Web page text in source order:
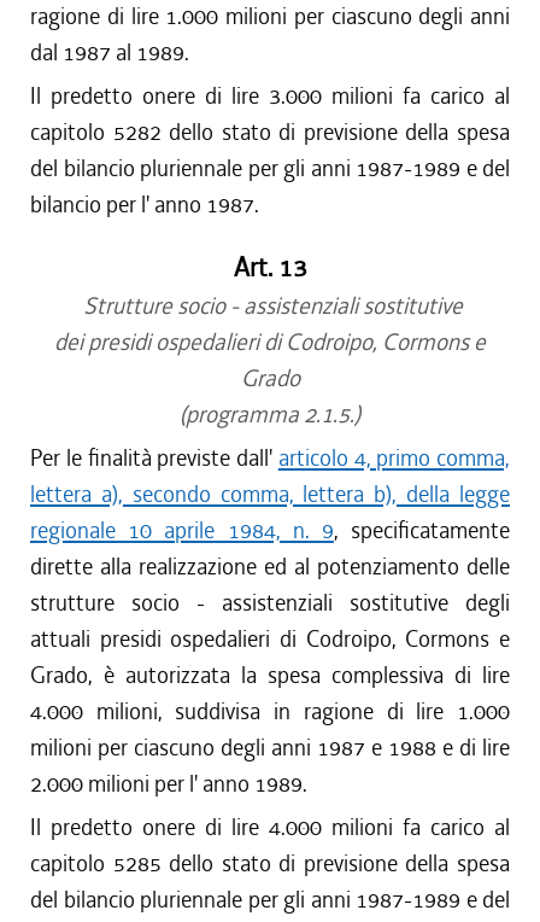
ragione di lire 1.000 milioni per ciascuno degli anni
dal 1987 al 1989.
Il predetto onere di lire 3.000 milioni fa carico al
capitolo 5282 dello stato di previsione della spesa
del bilancio pluriennale per gli anni 1987-1989 e del
bilancio per l' anno 1987.
Art. 13
Strutture socio - assistenziali sostitutive
dei presidi ospedalieri di Codroipo, Cormons e
Grado
(programma 2.1.5.)
Per le finalità previste dall' articolo 4, primo comma,
lettera a), secondo comma, lettera b), della legge
regionale 10 aprile 1984, n. 9, specificatamente
dirette alla realizzazione ed al potenziamento delle
strutture socio - assistenziali sostitutive degli
attuali presidi ospedalieri di Codroipo, Cormons e
Grado, è autorizzata la spesa complessiva di lire
4.000 milioni, suddivisa in ragione di lire 1.000
milioni per ciascuno degli anni 1987 e 1988 e di lire
2.000 milioni per l' anno 1989.
Il predetto onere di lire 4.000 milioni fa carico al
capitolo 5285 dello stato di previsione della spesa
del bilancio pluriennale per gli anni 1987-1989 e del